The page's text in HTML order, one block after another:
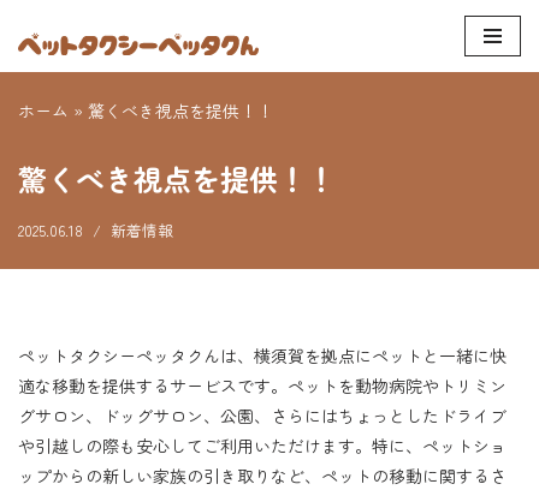
テ
ツ
キ
ホーム » 驚くべき視点を提供！！
驚くべき視点を提供！！
2025.06.18 新着情報
ペットタクシーペッタクんは、横須賀を拠点にペットと一緒に快
適な移動を提供するサービスです。ペットを動物病院やトリミン
グサロン、ドッグサロン、公園、さらにはちょっとしたドライブ
や引越しの際も安心してご利用いただけます。特に、ペットショ
ップからの新しい家族の引き取りなど、ペットの移動に関するさ